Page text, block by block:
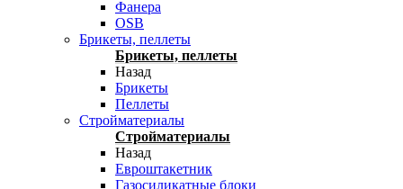
Фанера
OSB
Брикеты, пеллеты
Брикеты, пеллеты
Назад
Брикеты
Пеллеты
Стройматериалы
Стройматериалы
Назад
Евроштакетник
Газосиликатные блоки